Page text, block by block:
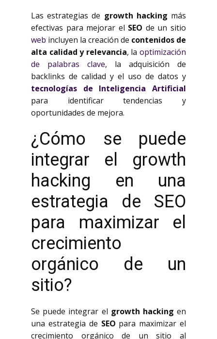
Las estrategias de growth hacking más
efectivas para mejorar el SEO de un sitio
web incluyen la creación de contenidos de
alta calidad y relevancia, laoptimización
de palabras clave, la adquisición de
backlinks de calidad y el uso de datos y
tecnologías de Inteligencia Artificial
para identificar tendencias y
oportunidades de mejora.
¿Cómo se puede
integrar el growth
hacking en una
estrategia de SEO
para maximizar el
crecimiento
orgánico de un
sitio?
Se puede integrar el growth hacking en
una estrategia de SEO para maximizar el
crecimiento orgánico de un sitio al